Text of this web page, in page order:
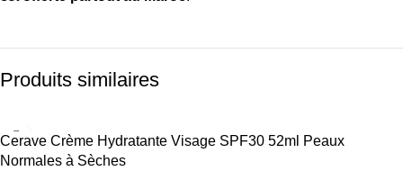
Produits similaires
Cerave Crème Hydratante Visage SPF30 52ml Peaux
Normales à Sèches